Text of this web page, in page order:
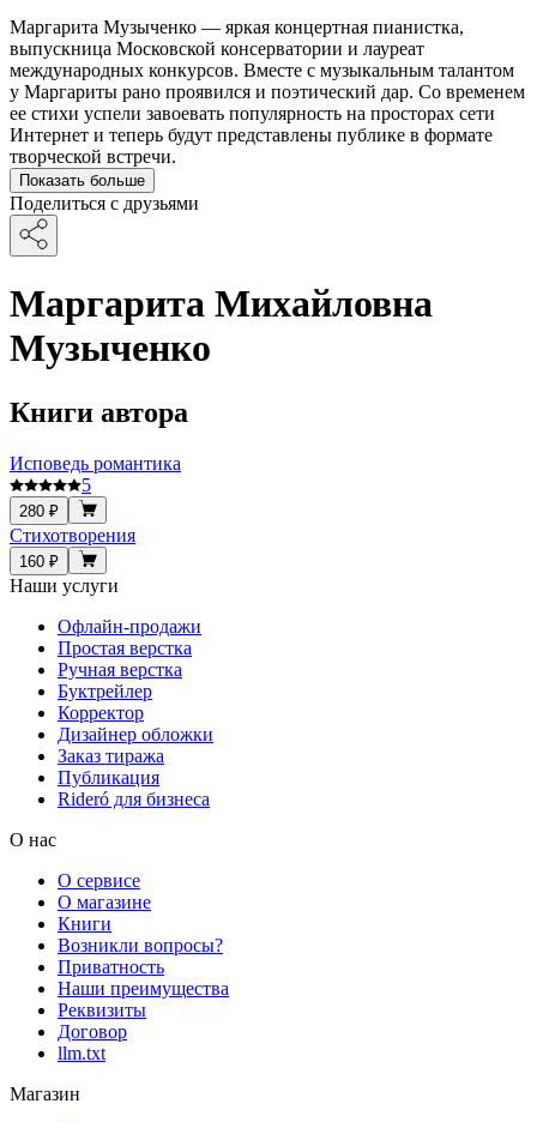
Маргарита Музыченко — яркая концертная пианистка,
выпускница Московской консерватории и лауреат
международных конкурсов. Вместе с музыкальным талантом
у Маргариты рано проявился и поэтический дар. Со временем
ее стихи успели завоевать популярность на просторах сети
Интернет и теперь будут представлены публике в формате
творческой встречи.
Показать больше
Поделиться с друзьями
Маргарита Михайловна
Музыченко
Книги автора
Исповедь романтика
5
280 ₽
Стихотворения
160 ₽
Наши услуги
Офлайн-продажи
Простая верстка
Ручная верстка
Буктрейлер
Корректор
Дизайнер обложки
Заказ тиража
Публикация
Rideró для бизнеса
О нас
О сервисе
О магазине
Книги
Возникли вопросы?
Приватность
Наши преимущества
Реквизиты
Договор
llm.txt
Магазин